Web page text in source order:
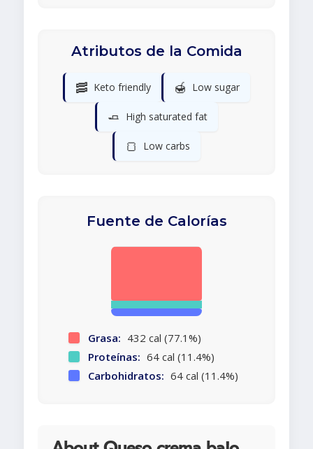
Atributos de la Comida
🥓 Keto friendly 🍯 Low sugar
🧈 High saturated fat
🍞 Low carbs
Fuente de Calorías
Grasa: 432 cal (77.1%)
Proteínas: 64 cal (11.4%)
Carbohidratos: 64 cal (11.4%)